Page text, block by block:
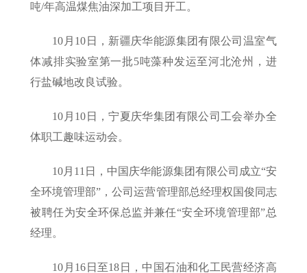
吨/年高温煤焦油深加工项目开工。
10月10日，新疆庆华能源集团有限公司温室气
体减排实验室第一批5吨藻种发运至河北沧州，进
行盐碱地改良试验。
10月10日，宁夏庆华集团有限公司工会举办全
体职工趣味运动会。
10月11日，中国庆华能源集团有限公司成立“安
全环境管理部”，公司运营管理部总经理权国俊同志
被聘任为安全环保总监并兼任“安全环境管理部”总
经理。
10月16日至18日，中国石油和化工民营经济高